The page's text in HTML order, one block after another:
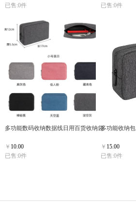
已售:0件
已售:0件
多功能数码收纳数据线日用百货收纳袋
￥ 10.00
已售:0件
多功能收纳包
￥ 15.00
已售:0件